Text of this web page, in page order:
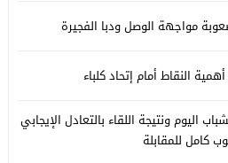
مواجهة الوصل ودبا الفجيرة
النقاط أمام إتحاد كلباء
اليوم ونتيجة اللقاء بالتعادل الإيجابي
كامل للمقابلة